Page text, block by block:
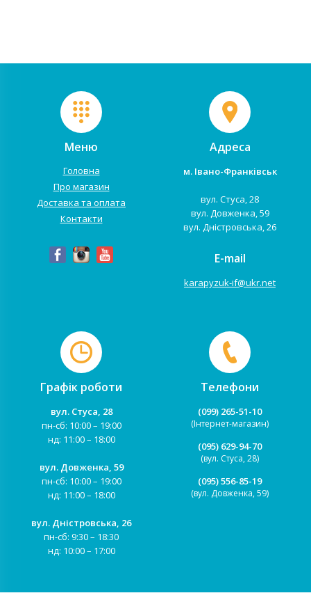
Меню
Головна
Про магазин
Доставка та оплата
Контакти
Адреса
м. Івано-Франківськ
вул. Стуса, 28
вул. Довженка, 59
вул. Дністровська, 26
E-mail
karapyzuk-if@ukr.net
Графік роботи
вул. Стуса, 28
пн-сб: 10:00 – 19:00
нд: 11:00 – 18:00
вул. Довженка, 59
пн-сб: 10:00 – 19:00
нд: 11:00 – 18:00
вул. Дністровська, 26
пн-сб: 9:30 – 18:30
нд: 10:00 – 17:00
Телефони
(099) 265-51-10
(Інтернет-магазин)
(095) 629-94-70
(вул. Стуса, 28)
(095) 556-85-19
(вул. Довженка, 59)